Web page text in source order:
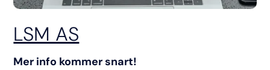
LSM AS
Mer info kommer snart!